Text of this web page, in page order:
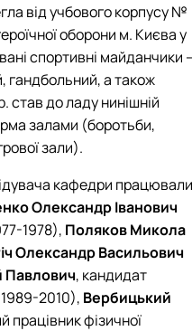
від учбового корпусу №
оборони м. Києва у
спортивні майданчики
гандбольний, а також
став до ладу нинішній
залами (боротьби,
зали).
кафедри працювали
Олександр Іванович
1978), Поляков Микола
Олександр Васильович
Павлович, кандидат
2010), Вербицький
працівник фізичної